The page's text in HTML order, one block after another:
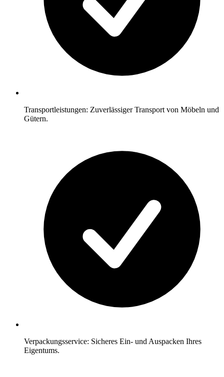
Transportleistungen: Zuverlässiger Transport von Möbeln und
Gütern.
Verpackungsservice: Sicheres Ein- und Auspacken Ihres
Eigentums.